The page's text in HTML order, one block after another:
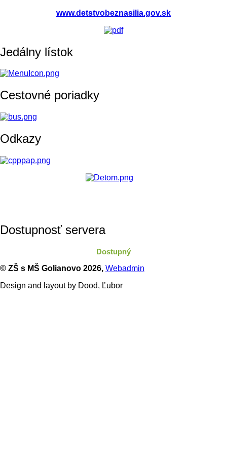
www.detstvobeznasilia.gov.sk
Jedálny lístok
Cestovné poriadky
Odkazy
Dostupnosť servera
Dostupný
© ZŠ s MŠ Golianovo 2026, Webadmin
Design and layout by Dood, Ľubor